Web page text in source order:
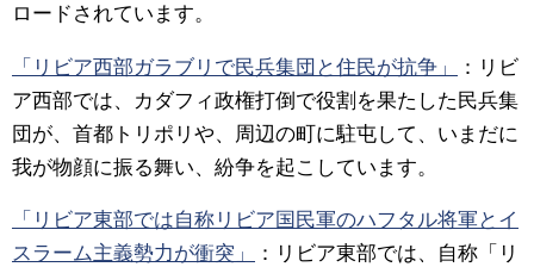
ロードされています。
「リビア西部ガラブリで民兵集団と住民が抗争」
：リビ
ア西部では、カダフィ政権打倒で役割を果たした民兵集
団が、首都トリポリや、周辺の町に駐屯して、いまだに
我が物顔に振る舞い、紛争を起こしています。
「リビア東部では自称リビア国民軍のハフタル将軍とイ
スラーム主義勢力が衝突」
：リビア東部では、自称「リ